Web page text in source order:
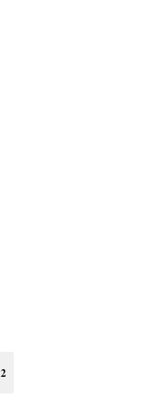
2